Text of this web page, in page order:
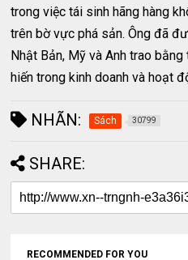
trong việc tái sinh hãng hàng
trên bờ vực phá sản. Ông đã
Nhật Bản, Mỹ và Anh trao
hiến trong kinh doanh và hoạt
NHÃN: Sách 30799
SHARE:
RECOMMENDED FOR YOU